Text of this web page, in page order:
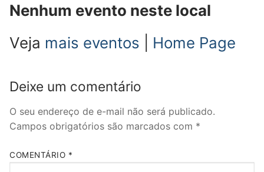
Nenhum evento neste local
Veja mais eventos Home Page
Deixe um comentário
O seu endereço de e-mail não será publicado.
Campos obrigatórios são marcados com *
COMENTÁRIO *